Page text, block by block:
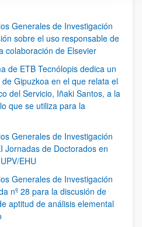
Generales de Investigación
sobre el uso responsable de
colaboración de Elsevier
de ETB Tecnólopis dedica un
Gipuzkoa en el que relata el
del Servicio, Iñaki Santos, a la
que se utiliza para la
Generales de Investigación
Jornadas de Doctorados en
EHU
Generales de Investigación
nº 28 para la discusión de
aptitud de análisis elemental